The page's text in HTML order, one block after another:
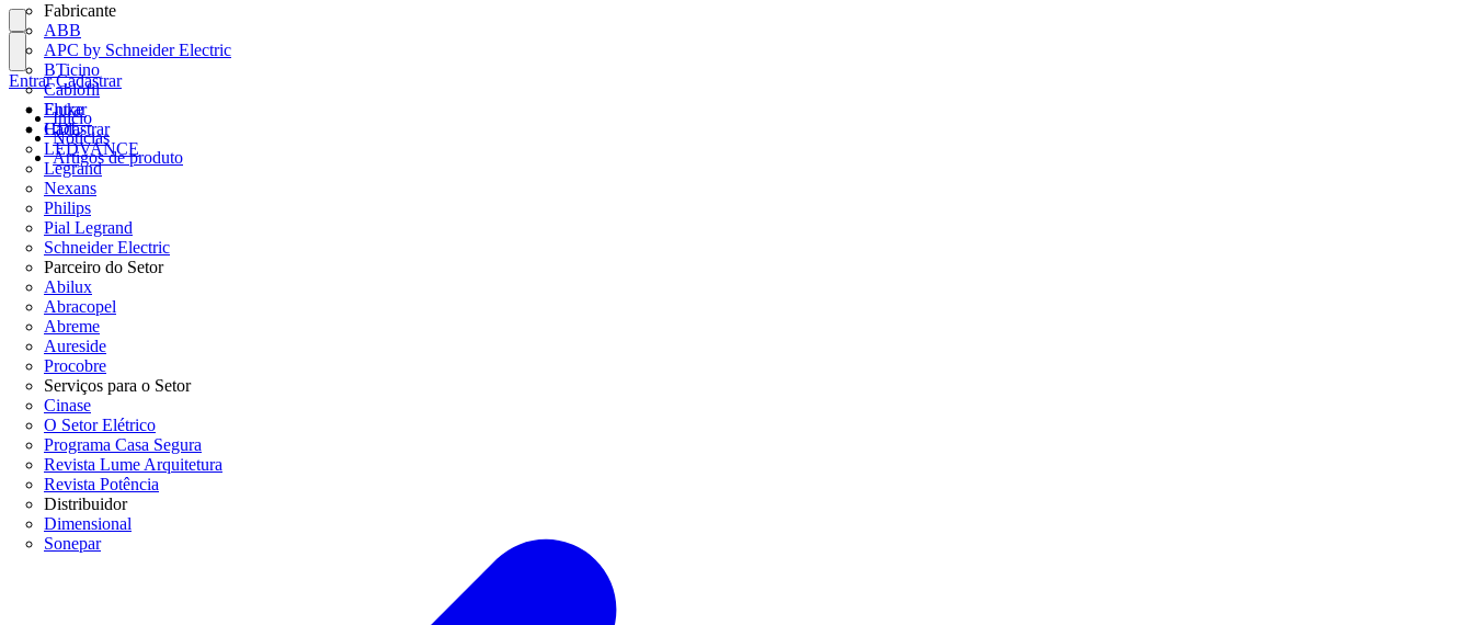
Fabricante
ABB
APC by Schneider Electric
BTicino
Cablofil
Fluke
HDL
LEDVANCE
Legrand
Nexans
Philips
Pial Legrand
Schneider Electric
Parceiro do Setor
Abilux
Abracopel
Abreme
Aureside
Procobre
Serviços para o Setor
Cinase
O Setor Elétrico
Programa Casa Segura
Revista Lume Arquitetura
Revista Potência
Distribuidor
Dimensional
Sonepar
Entrar
Cadastrar
Entrar Cadastrar
Início
Notícias
Artigos de produto